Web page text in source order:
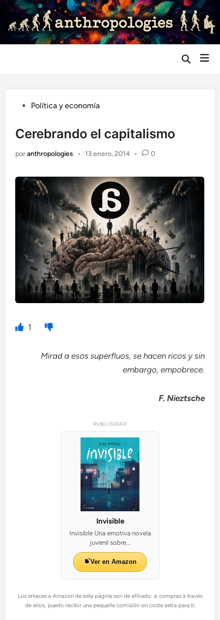
Saltar
contenido
Abrir
Publicado
Política y economía
Cerebrando el capitalismo
poranthropologies • 13 enero, 2014 • 0
1
Mirad a esos superfluos, se hacen ricos y sin
embargo, empobrece.
F. Nieztsche
PUBLICIDAD
Invisible
Invisible Una emotiva novela
juvenil sobre...
Ver en Amazon
Los enlaces a Amazon de esta página son de afiliado: si compras a través
de ellos, puedo recibir una pequeña comisión sin coste extra para ti.